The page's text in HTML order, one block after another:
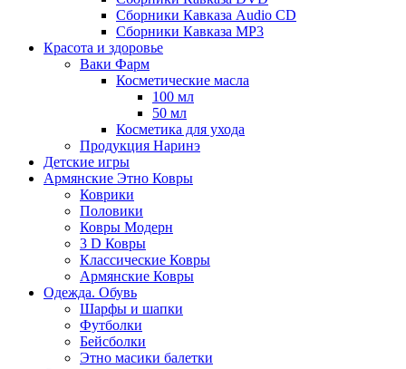
Сборники Кавказа Audio CD
Сборники Кавказа MP3
Красота и здоровье
Ваки Фарм
Косметические масла
100 мл
50 мл
Косметика для ухода
Продукция Наринэ
Детские игры
Армянские Этно Ковры
Коврики
Половики
Ковры Модерн
3 D Ковры
Классические Ковры
Армянские Ковры
Одежда. Обувь
Шарфы и шапки
Футболки
Бейсболки
Этно масики балетки